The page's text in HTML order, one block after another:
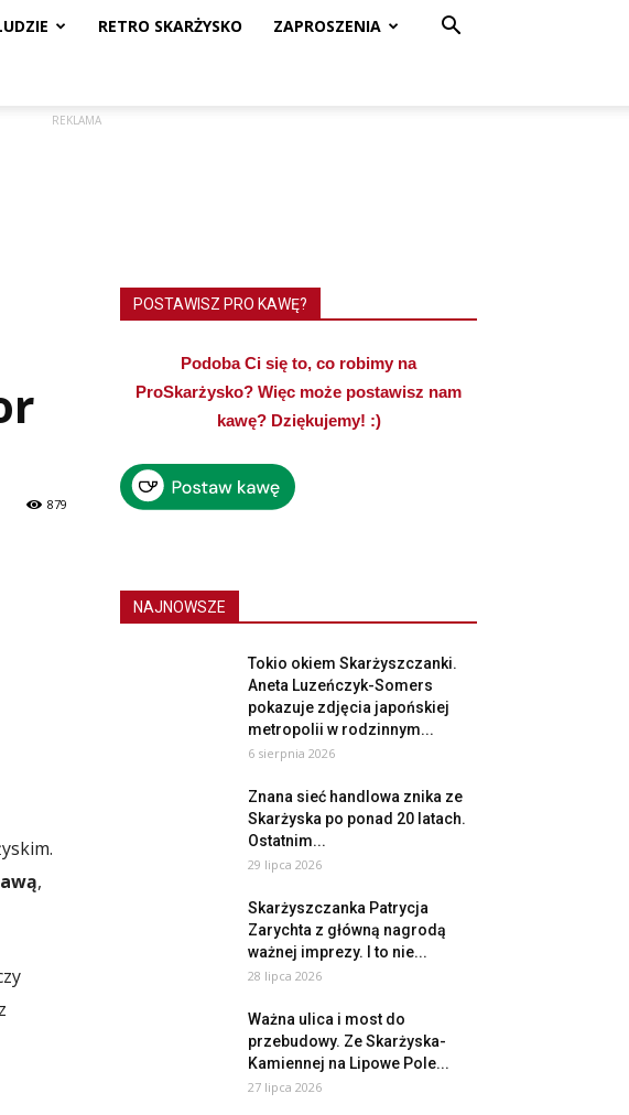
RETRO SKARŻYSKO ZAPROSZENIA
REKLAMA
879
,
POSTAWISZ PRO KAWĘ?
Podoba Ci się to, co robimy na
ProSkarżysko? Więc może postawisz nam
kawę? Dziękujemy! :)
NAJNOWSZE
Tokio okiem Skarżyszczanki.
Aneta Luzeńczyk-Somers
pokazuje zdjęcia japońskiej
metropolii w rodzinnym...
6 sierpnia 2026
Znana sieć handlowa znika ze
Skarżyska po ponad 20 latach.
Ostatnim...
29 lipca 2026
Skarżyszczanka Patrycja
Zarychta z główną nagrodą
ważnej imprezy. I to nie...
28 lipca 2026
Ważna ulica i most do
przebudowy. Ze Skarżyska-
Kamiennej na Lipowe Pole...
27 lipca 2026